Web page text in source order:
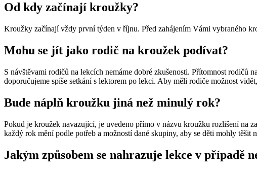
Od kdy začínají kroužky?
Kroužky začínají vždy první týden v říjnu. Před zahájením Vámi vybraného
Mohu se jít jako rodič na kroužek podívat?
S návštěvami rodičů na lekcích nemáme dobré zkušenosti. Přítomnost
doporučujeme spíše setkání s lektorem po lekci. Aby měli rodiče možnost
Bude náplň kroužku jiná než minulý rok?
Pokud je kroužek navazující, je uvedeno přímo v názvu kroužku rozlišení na
každý rok mění podle potřeb a možností dané skupiny, aby se děti mohly těšit
Jakým způsobem se nahrazuje lekce v případě